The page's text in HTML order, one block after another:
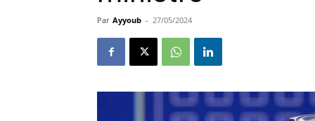
Par Ayyoub - 27/05/2024